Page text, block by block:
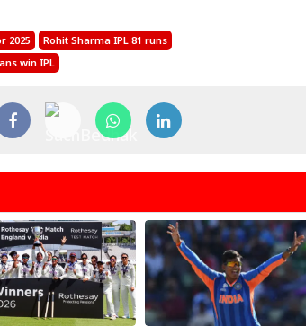
2025
Rohit Sharma IPL 81 runs
win IPL
मकर
फिजूल के खर्चे बढ़ेंगे,
होगा।
कुंभ
धनलाभ के अवसरों में वृद्धि के
पर काम करते रहे।